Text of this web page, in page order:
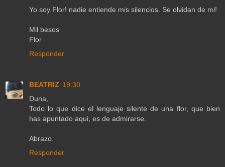
Yo soy Flor! nadie entiende mis silencios. Se olvidan de mi!
Mil besos
Flor
Responder
BEATRIZ 19:30
Duna,
Todo lo que dice el lenguaje silente de una flor, que bien
has apuntado aqui, es de admirarse.
Abrazo.
Responder